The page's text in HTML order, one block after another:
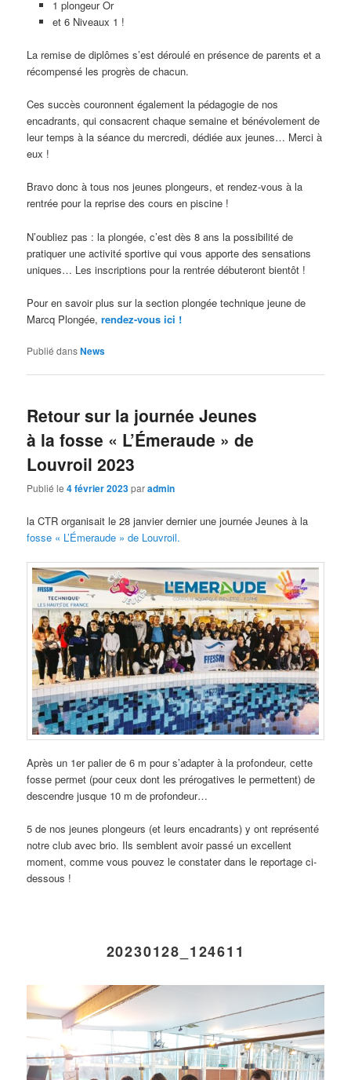
1 plongeur Or
et 6 Niveaux 1 !
La remise de diplômes s’est déroulé en présence de parents et a
récompensé les progrès de chacun.
Ces succès couronnent également la pédagogie de nos
encadrants, qui consacrent chaque semaine et bénévolement de
leur temps à la séance du mercredi, dédiée aux jeunes… Merci à
eux !
Bravo donc à tous nos jeunes plongeurs, et rendez-vous à la
rentrée pour la reprise des cours en piscine !
N’oubliez pas : la plongée, c’est dès 8 ans la possibilité de
pratiquer une activité sportive qui vous apporte des sensations
uniques… Les inscriptions pour la rentrée débuteront bientôt !
Pour en savoir plus sur la section plongée technique jeune de
Marcq Plongée,rendez-vous ici !
Publié dansNews
Retour sur la journée Jeunes
à la fosse « L’Émeraude » de
Louvroil 2023
Publié le4 février 2023paradmin
la CTR organisait le 28 janvier dernier une journée Jeunes à la
fosse « L’Émeraude » de Louvroil.
Après un 1er palier de 6 m pour s’adapter à la profondeur, cette
fosse permet (pour ceux dont les prérogatives le permettent) de
descendre jusque 10 m de profondeur…
5 de nos jeunes plongeurs (et leurs encadrants) y ont représenté
notre club avec brio. Ils semblent avoir passé un excellent
moment, comme vous pouvez le constater dans le reportage ci-
dessous !
20230128_124611